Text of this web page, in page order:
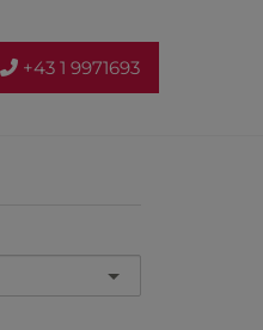
+43 1 9971693